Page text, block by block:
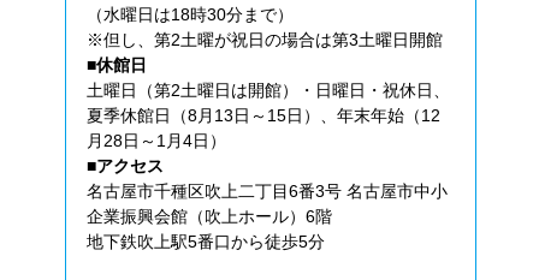
（水曜日は18時30分まで）
※但し、第2土曜が祝日の場合は第3土曜日開館
■休館日
土曜日（第2土曜日は開館）・日曜日・祝休日、
夏季休館日（8月13日～15日）、年末年始（12
月28日～1月4日）
■アクセス
名古屋市千種区吹上二丁目6番3号 名古屋市中小
企業振興会館（吹上ホール）6階
地下鉄吹上駅5番口から徒歩5分